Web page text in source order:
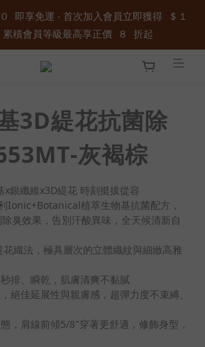
即享免運 ‧ 首次加入會員立即獲得  ＄１
累積會員等級最高享正價  ８  折起
即享免運 ‧ 首次加入會員立即獲得  ＄１
累積會員等級最高享正價  ８  折起
ID : @wau4368o 享額外秘密折扣
即享免運 ‧ 首次加入會員立即獲得  ＄１
累積會員等級最高享正價  ８  折起
3D緹花抗菌除
灰褐棕
x銀纖維x3D緹花 時刻挺拔從容
Ionic+Botanical植萃生物基抗菌配方，
臭效果，告別汗酸異味，全天候清新自
織法，極具層次的立體織紋與細緻高雅
排、瞬乾，肌膚清爽不黏膩
絕佳延展性與親膚感，超彈力度不束縛、
，肩線前傾5/8"穿著更舒適，修飾身型，